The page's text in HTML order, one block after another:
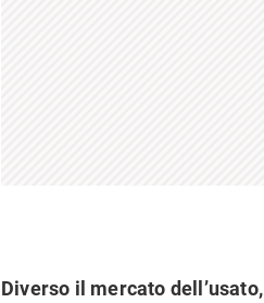
Diverso il mercato dell’usato,